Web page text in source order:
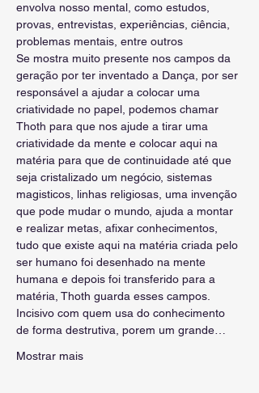
envolva nosso mental, como estudos,
provas, entrevistas, experiências, ciência,
problemas mentais, entre outros
Se mostra muito presente nos campos da
geração por ter inventado a Dança, por ser
responsável a ajudar a colocar uma
criatividade no papel, podemos chamar
Thoth para que nos ajude a tirar uma
criatividade da mente e colocar aqui na
matéria para que de continuidade até que
seja cristalizado um negócio, sistemas
magisticos, linhas religiosas, uma invenção
que pode mudar o mundo, ajuda a montar
e realizar metas, afixar conhecimentos,
tudo que existe aqui na matéria criada pelo
ser humano foi desenhado na mente
humana e depois foi transferido para a
matéria, Thoth guarda esses campos.
Incisivo com quem usa do conhecimento
de forma destrutiva, porem um grande…
Mostrar mais